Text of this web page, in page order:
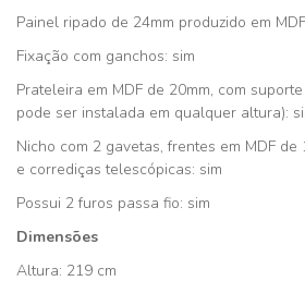
Painel ripado de 24mm produzido em
Fixação com ganchos: sim
Prateleira em MDF de 20mm, com
pode ser instalada em qualquer altura):
Nicho com 2 gavetas, frentes em MDF
e corrediças telescópicas: sim
Possui 2 furos passa fio: sim
Dimensões
Altura: 219 cm